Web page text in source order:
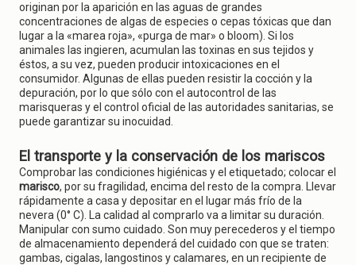
originan por la aparición en las aguas de grandes
concentraciones de algas de especies o cepas tóxicas que dan
lugar a la «marea roja», «purga de mar» o bloom). Si los
animales las ingieren, acumulan las toxinas en sus tejidos y
éstos, a su vez, pueden producir intoxicaciones en el
consumidor. Algunas de ellas pueden resistir la cocción y la
depuración, por lo que sólo con el autocontrol de las
marisqueras y el control oficial de las autoridades sanitarias, se
puede garantizar su inocuidad.
El transporte y la conservación de los mariscos
Comprobar las condiciones higiénicas y el etiquetado; colocar el
marisco, por su fragilidad, encima del resto de la compra. Llevar
rápidamente a casa y depositar en el lugar más frío de la
nevera (0° C). La calidad al comprarlo va a limitar su duración.
Manipular con sumo cuidado. Son muy perecederos y el tiempo
de almacenamiento dependerá del cuidado con que se traten:
gambas, cigalas, langostinos y calamares, en un recipiente de